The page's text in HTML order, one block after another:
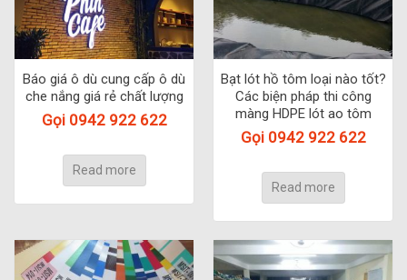
Báo giá ô dù cung cấp ô dù
che nắng giá rẻ chất lượng
Gọi 0942 922 622
Read more
Bạt lót hồ tôm loại nào tốt?
Các biện pháp thi công
màng HDPE lót ao tôm
Gọi 0942 922 622
Read more